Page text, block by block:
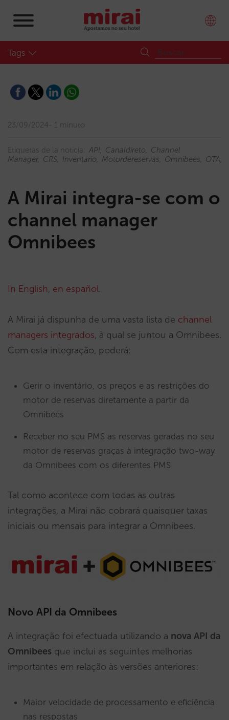
Tags
23/09/2024 1 minuto
Etiquetas de la noticia: API Canaldireto
Channel
Manager
CRS Inventario Motordereservas Omnibees OTA
A Mirai integra-se com o
channel manager
Omnibees
In English, en español.
A Mirai já dispunha de uma vasta lista de channel
managers integrados, à qual se juntou a Omnibees.
Com esta integração, poderá:
Gerir o inventário, os preços e as restrições do
motor de reservas diretamente a partir da
Omnibees
Receber no seu PMS as reservas geradas no seu
motor de reservas graças à integração two-way
da Omnibees com os diferentes PMS
Tal como acontece com todas as outras
integrações, a Mirai não cobrará quaisquer taxas
iniciais ou mensais para integrar a Omnibees.
Novo API da Omnibees
A integração foi efectuada utilizando a nova API da
Omnibees que inclui as seguintes melhorias
importantes em relação às versões anteriores:
Maior velocidade de processamento e eficiência
nas respostas